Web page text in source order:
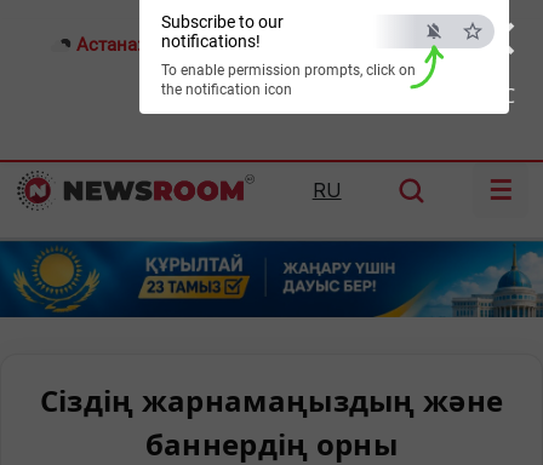
×
ESC
Subscribe to our
notifications!
To enable permission prompts, click on
the notification icon
Астана: 17°C Алматы: Шымкент:26°C
RU ☰
Сіздің жарнамаңыздың және
баннердің орны